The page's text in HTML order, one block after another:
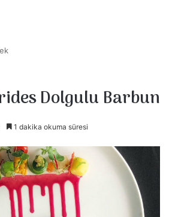
Dolgulu Barbun
1 dakika okuma süresi